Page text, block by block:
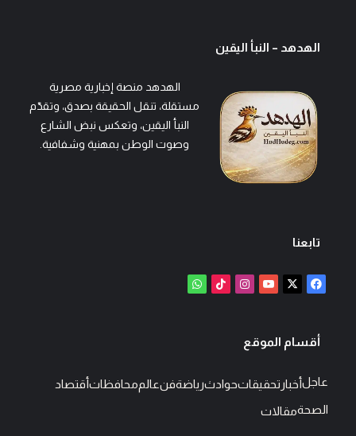
الهدهد – النبأ اليقين
الهدهد منصة إخبارية مصرية
مستقلة، تنقل الحقيقة بصدق، وتقدّم
النبأ اليقين، وتعكس نبض الشارع
وصوت الوطن بمهنية وشفافية.
تابعنا
فيسبوك ‫YouTubeانستقرام‫TikTok
أقسام الموقع
عاجلأخبار تحقيقاتحوادثرياضةفنعالممحافظاتأقتصاد
الصحةمقالات